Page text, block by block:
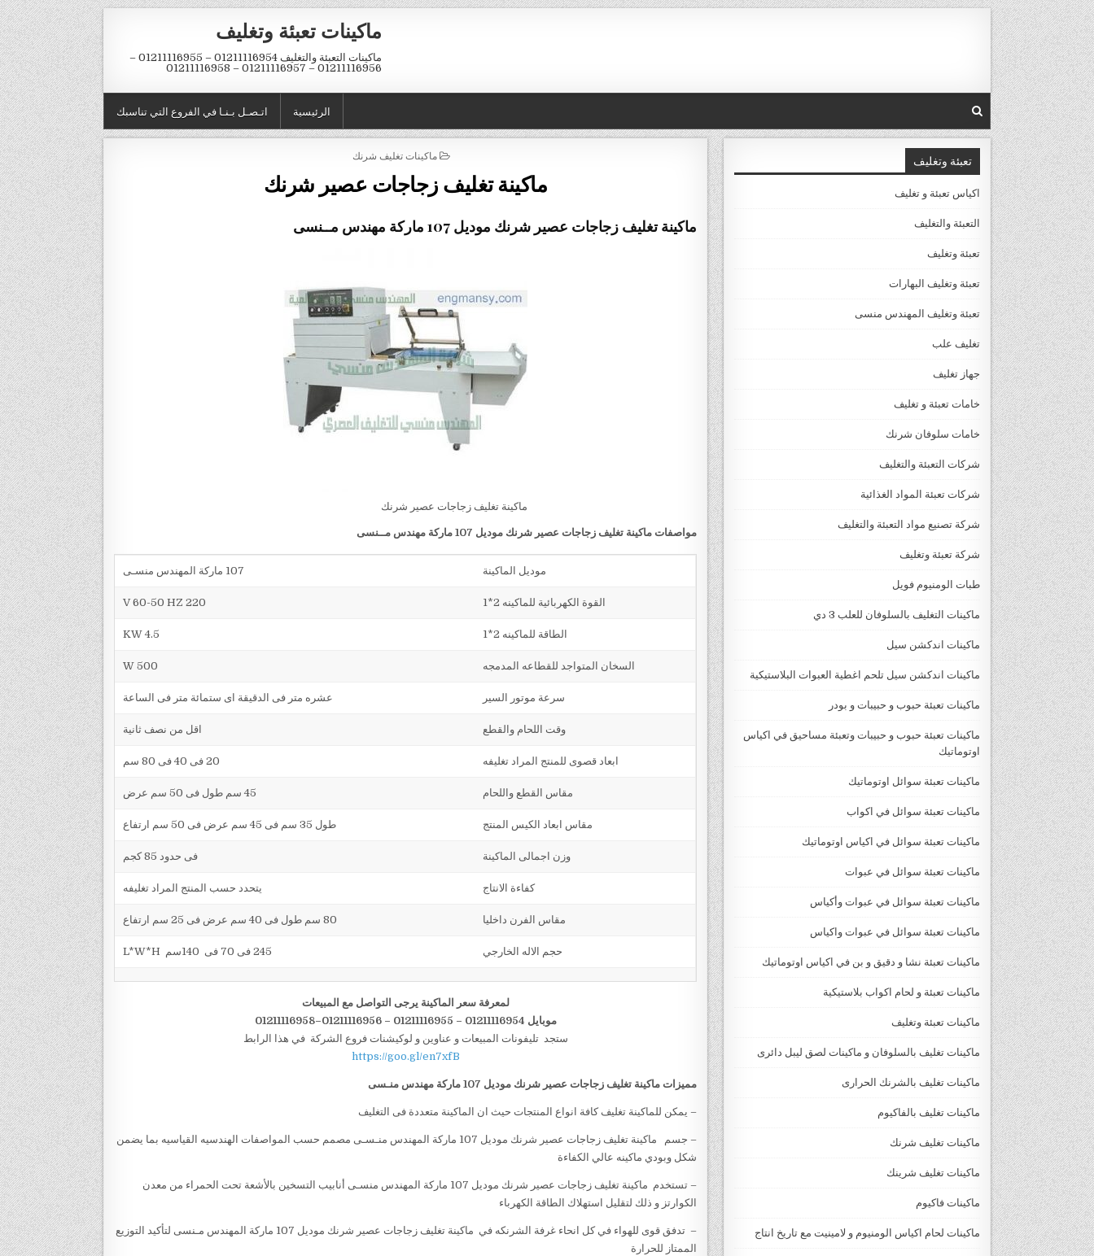
Skip
to
content
ماكينات تعبئة وتغليف
ماكينات التعبئة والتغليف 01211116954 – 01211116955 –
01211116956 – 01211116957 – 01211116958
اتـصـل بـنـا في الفروع التي تناسبك الرئيسية
POSTED
ماكينات تغليف شرنك
ماكينة تغليف زجاجات عصير شرنك
ماكينة تغليف زجاجات عصير شرنك موديل 107 ماركة مهندس مــنسى
ماكينة تغليف زجاجات عصير شرنك
مو صفات ماكينة تغليف زجاجات عصير شرنك موديل 107 ماركة مهندس مــنسى
موديل الماكينة 107 ماركة المهندس منسـى
القوة الكهربائية للماكينه 2*1 V 60-50 HZ 220
الطاقة للماكينه 2*1 4.5 KW
السخان المتواجد للقطاعه المدمجه 500 W
سرعة موتور السير عشره متر فى الدقيقة اى ستمائة متر فى الساعة
وقت اللحام والقطع اقل من نصف ثانية
ابعاد قصوى للمنتج المراد تغليفه 20 فى 40 فى 80 سم
مقاس القطع واللحام 45 سم طول فى 50 سم عرض
مقاس ابعاد الكيس المنتج طول 35 سم فى 45 سم عرض فى 50 سم ارتفاع
وزن اجمالى الماكينة فى حدود 85 كجم
كفاءة الانتاج يتحدد حسب المنتج المراد تغليفه
مقاس الفرن داخليا 80 سم طول فى 40 سم عرض فى 25 سم ارتفاع
حجم الاله الخارجي
لمعرفة سعر الماكينة يرجى التواصل مع المبيعات
موبايل 01211116954 – 01211116955 – 01211116956–01211116958
ستجد تليفونات المبيعات و عناوين و لوكيشنات فروع الشركة في هذا الرابط
https://goo.gl/en7xfB
مميزات ماكينة تغليف زجاجات عصير شرنك موديل 107 ماركة مهندس منـسى
– يمكن للماكينة تغليف كافة انواع المنتجات حيث ان الماكينة متعددة فى التغليف
– جسم ‏‏ ‏‏ ماكينة تغليف زجاجات عصير شرنك موديل 107 ماركة المهندس منـسـى مصمم حسب المواصفات الهندسيه القياسيه بما يضمن
شكل وبودي ماكينه عالي الكفاءة
– تستخدم ‏‏ ماكينة تغليف زجاجات عصير شرنك موديل 107 ماركة المهندس منسـى أنابيب التسخين بالأشعة تحت الحمراء من معدن
الكوارتز و ذلك لتقليل استهلاك الطاقة الكهرباء
– تدفق قوى للهواء في كل انحاء غرفة الشرنكه في ‏‏ ماكينة تغليف زجاجات عصير شرنك موديل 107 ماركة المهندس مـنسى لتأكيد التوزيع
الممتاز للحرارة
تعبئة وتغليف
اكياس تعبئة و تغليف
التعبئة والتغليف
تعبئة وتغليف
تعبئة وتغليف البهارات
تعبئة وتغليف المهندس منسى
تغليف علب
جهاز تغليف
خامات تعبئة و تغليف
خامات سلوفان شرنك
شركات التعبئة والتغليف
شركات تعبئة المواد الغذائية
شركة تصنيع مواد التعبئة والتغليف
شركة تعبئة وتغليف
طبات الومنيوم فويل
ماكينات التغليف بالسلوفان للعلب 3 دي
ماكينات اندكشن سيل
ماكينات اندكشن سيل تلحم اغطية العبوات البلاستيكية
ماكينات تعبئة حبوب و حبيبات و بودر
ماكينات تعبئة حبوب و حبيبات وتعبئة مساحيق في اكياس
اوتوماتيك
ماكينات تعبئة سوائل اوتوماتيك
ماكينات تعبئة سوائل في اكواب
ماكينات تعبئة سوائل في اكياس اوتوماتيك
ماكينات تعبئة سوائل في عبوات
ماكينات تعبئة سوائل في عبوات وأكياس
ماكينات تعبئة سوائل في عبوات واكياس
ماكينات تعبئة نشا و دقيق و بن في اكياس اوتوماتيك
ماكينات تعبئة و لحام اكواب بلاستيكية
ماكينات تعبئة وتغليف
ماكينات تغليف بالسلوفان و ماكينات لصق ليبل دائرى
ماكينات تغليف بالشرنك الحرارى
ماكينات تغليف بالفاكيوم
ماكينات تغليف شرنك
ماكينات تغليف شرينك
ماكينات فاكيوم
ماكينات لحام اكياس الومنيوم و لامينيت مع تاريخ انتاج